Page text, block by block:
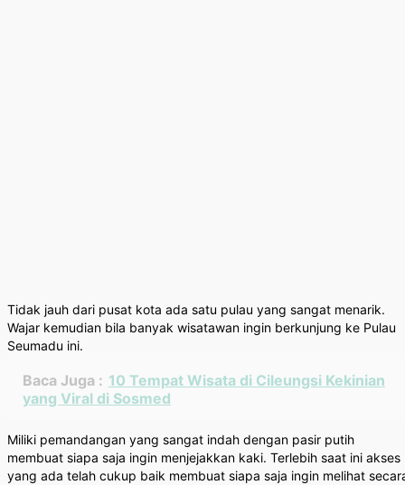
Tidak jauh dari pusat kota ada satu pulau yang sangat menarik.
Wajar kemudian bila banyak wisatawan ingin berkunjung ke Pulau
Seumadu ini.
Baca Juga : 10 Tempat Wisata di Cileungsi Kekinian
yang Viral di Sosmed
Miliki pemandangan yang sangat indah dengan pasir putih
membuat siapa saja ingin menjejakkan kaki. Terlebih saat ini akses
yang ada telah cukup baik membuat siapa saja ingin melihat